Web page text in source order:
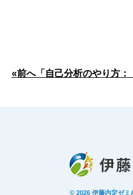
«前へ「自己分析のやり方：
© 2026 伊藤内定ゼミ